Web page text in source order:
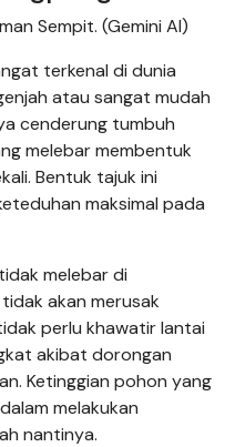
Sempit. (Gemini AI)
terkenal di dunia
atau sangat mudah
cenderung tumbuh
melebar membentuk
Bentuk tajuk ini
maksimal pada
melebar di
akan merusak
perlu khawatir lantai
akibat dorongan
Ketinggian pohon yang
melakukan
nantinya.